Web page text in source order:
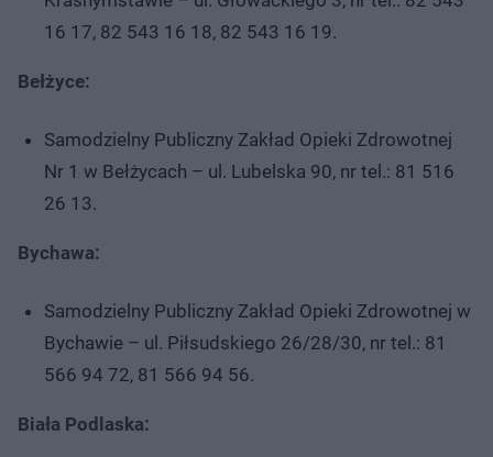
16 17, 82 543 16 18, 82 543 16 19.
Bełżyce:
Samodzielny Publiczny Zakład Opieki Zdrowotnej
Nr 1 w Bełżycach – ul. Lubelska 90, nr tel.: 81 516
26 13.
Bychawa:
Samodzielny Publiczny Zakład Opieki Zdrowotnej w
Bychawie – ul. Piłsudskiego 26/28/30, nr tel.: 81
566 94 72, 81 566 94 56.
Biała Podlaska: